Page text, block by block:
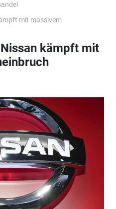
mit massivem
kämpft mit